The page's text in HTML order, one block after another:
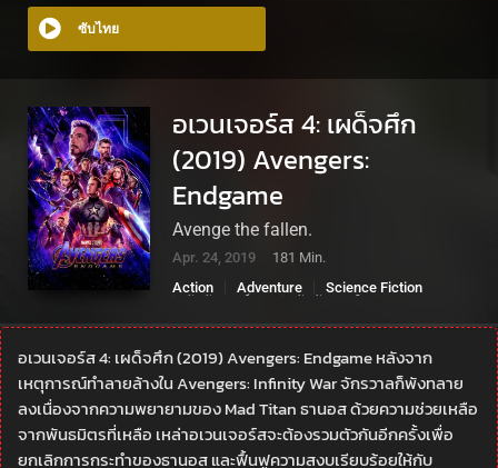
ซับไทย
อเวนเจอร์ส 4: เผด็จศึก
(2019) Avengers:
Endgame
Avenge the fallen.
Apr. 24, 2019
181 Min.
Action
Adventure
Science Fiction
เดอะฮัค
แบล็ค แพนเธอร์
แอนท์-แมน
อเวนเจอร์ส 4: เผด็จศึก (2019) Avengers: Endgame หลังจาก
เหตุการณ์ทำลายล้างใน Avengers: Infinity War จักรวาลก็พังทลาย
ลงเนื่องจากความพยายามของ Mad Titan ธานอส ด้วยความช่วยเหลือ
จากพันธมิตรที่เหลือ เหล่าอเวนเจอร์สจะต้องรวมตัวกันอีกครั้งเพื่อ
ยกเลิกการกระทำของธานอส และฟื้นฟูความสงบเรียบร้อยให้กับ